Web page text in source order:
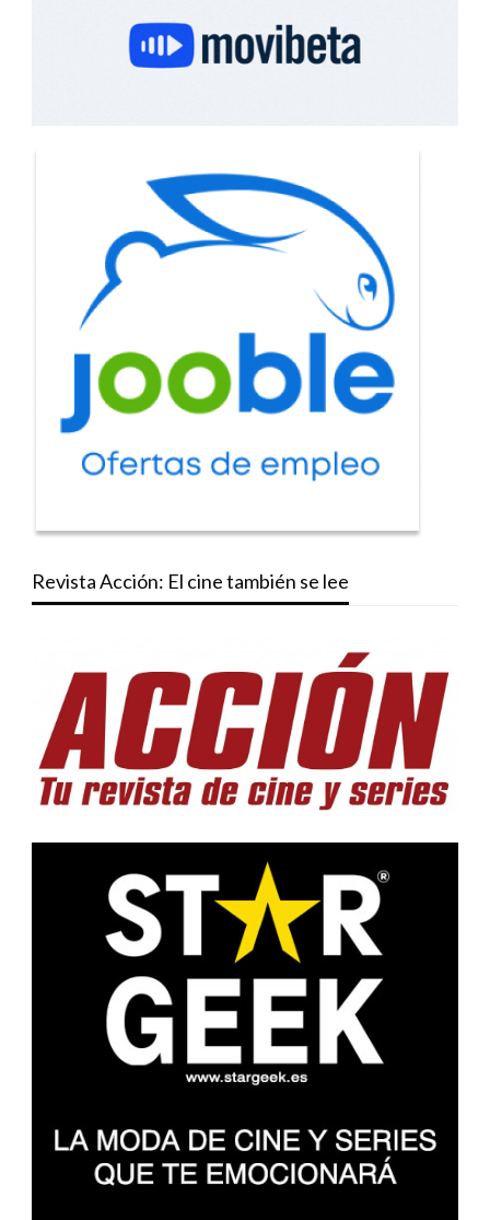
Revista Acción: El cine también se lee